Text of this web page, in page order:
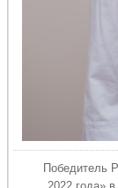
Победитель